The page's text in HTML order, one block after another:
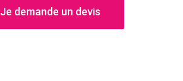
Je demande un devis